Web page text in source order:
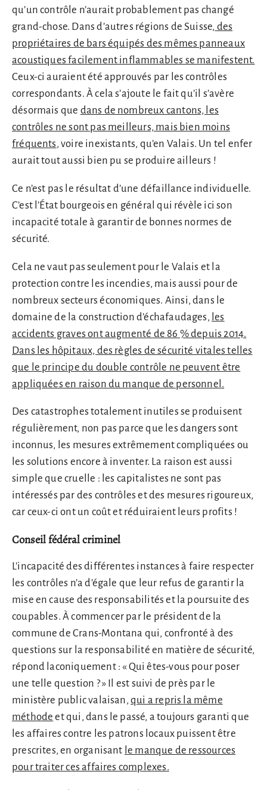
qu’un contrôle n’aurait probablement pas changé
grand-chose. Dans d’autres régions de Suisse, des
propriétaires de bars équipés des mêmes panneaux
acoustiques facilement inflammables se manifestent.
Ceux-ci auraient été approuvés par les contrôles
correspondants. À cela s’ajoute le fait qu’il s’avère
désormais que dans de nombreux cantons, les
contrôles ne sont pas meilleurs, mais bien moins
fréquents, voire inexistants, qu’en Valais. Un tel enfer
aurait tout aussi bien pu se produire ailleurs !
Ce n’est pas le résultat d’une défaillance individuelle.
C’est l’État bourgeois en général qui révèle ici son
incapacité totale à garantir de bonnes normes de
sécurité.
Cela ne vaut pas seulement pour le Valais et la
protection contre les incendies, mais aussi pour de
nombreux secteurs économiques. Ainsi, dans le
domaine de la construction d’échafaudages, les
accidents graves ont augmenté de 86 % depuis 2014.
Dans les hôpitaux, des règles de sécurité vitales telles
que le principe du double contrôle ne peuvent être
appliquées en raison du manque de personnel.
Des catastrophes totalement inutiles se produisent
régulièrement, non pas parce que les dangers sont
inconnus, les mesures extrêmement compliquées ou
les solutions encore à inventer. La raison est aussi
simple que cruelle : les capitalistes ne sont pas
intéressés par des contrôles et des mesures rigoureux,
car ceux-ci ont un coût et réduiraient leurs profits !
Conseil fédéral criminel
L’incapacité des différentes instances à faire respecter
les contrôles n’a d’égale que leur refus de garantir la
mise en cause des responsabilités et la poursuite des
coupables. À commencer par le président de la
commune de Crans-Montana qui, confronté à des
questions sur la responsabilité en matière de sécurité,
répond laconiquement : « Qui êtes-vous pour poser
une telle question ? » Il est suivi de près par le
ministère public valaisan,qui a repris la même
méthode et qui, dans le passé, a toujours garanti que
les affaires contre les patrons locaux puissent être
prescrites, en organisant le manque de ressources
pour traiter ces affaires complexes.